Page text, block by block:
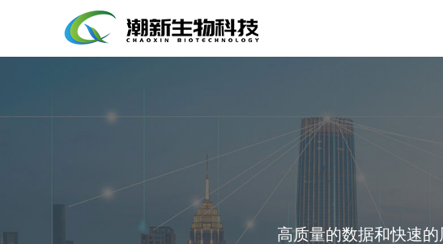
高质量的数据和快速